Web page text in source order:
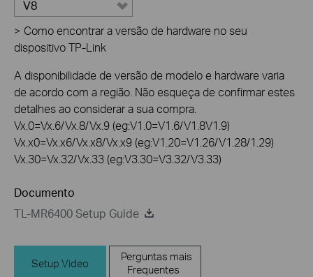
V8
> Como encontrar a versão de hardware no seu
dispositivo TP-Link
A disponibilidade de versão de modelo e hardware varia
de acordo com a região. Não esqueça de confirmar estes
detalhes ao considerar a sua compra.
Vx.0=Vx.6/Vx.8/Vx.9 (eg:V1.0=V1.6/V1.8V1.9)
Vx.x0=Vx.x6/Vx.x8/Vx.x9 (eg:V1.20=V1.26/V1.28/1.29)
Vx.30=Vx.32/Vx.33 (eg:V3.30=V3.32/V3.33)
Documento
TL-MR6400 Setup Guide
Setup Video
Perguntas mais
Frequentes